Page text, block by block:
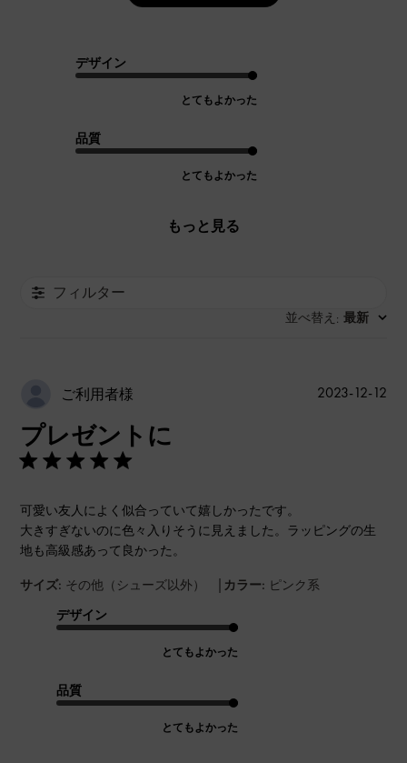
デザイン
とてもよかった
品質
とてもよかった
もっと見る
フィルター
並べ替え : 最新
ご利用者様
プレゼントに
可愛い友人によく似合っていて嬉しかったです。
大きすぎないのに色々入りそうに見えました。ラッピングの生
地も高級感あって良かった。
サイズ: その他（シューズ以外） | カラー: ピンク系
デザイン
とてもよかった
品質
とてもよかった
公
2023-12-12